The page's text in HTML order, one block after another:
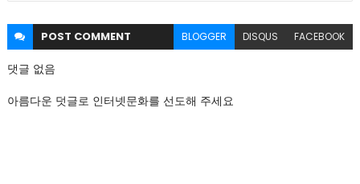
POST COMMENT BLOGGER DISQUS FACEBOOK
댓글 없음
아름다운 덧글로 인터넷문화를 선도해 주세요